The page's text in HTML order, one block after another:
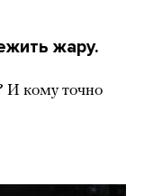
жару.
И кому точно